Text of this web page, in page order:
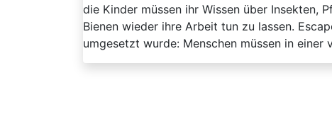
die Kinder müssen ihr Wissen über Insekten,
Bienen wieder ihre Arbeit tun zu lassen.
umgesetzt wurde: Menschen müssen in einer